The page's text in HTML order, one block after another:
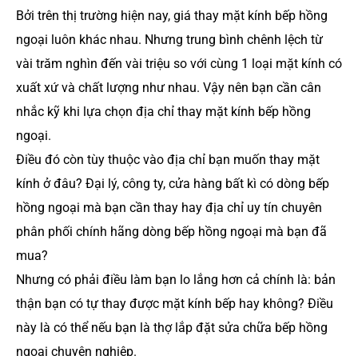
Bởi trên thị trường hiện nay, giá thay mặt kính bếp hồng
ngoại luôn khác nhau. Nhưng trung bình chênh lệch từ
vài trăm nghìn đến vài triệu so với cùng 1 loại mặt kính có
xuất xứ và chất lượng như nhau. Vậy nên bạn cần cân
nhắc kỹ khi lựa chọn địa chỉ thay mặt kính bếp hồng
ngoại.
Điều đó còn tùy thuộc vào địa chỉ bạn muốn thay mặt
kính ở đâu? Đại lý, công ty, cửa hàng bất kì có dòng bếp
hồng ngoại mà bạn cần thay hay địa chỉ uy tín chuyên
phân phối chính hãng dòng bếp hồng ngoại mà bạn đã
mua?
Nhưng có phải điều làm bạn lo lắng hơn cả chính là: bản
thận bạn có tự thay được mặt kính bếp hay không? Điều
này là có thể nếu bạn là thợ lắp đặt sửa chữa bếp hồng
ngoại chuyên nghiệp.